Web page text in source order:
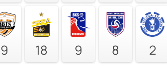
9 18 9 8 2